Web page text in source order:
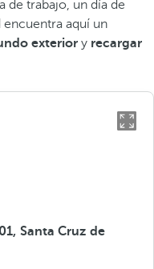
de trabajo, un día de
encuentra aquí un
exterior y recargar
Santa Cruz de